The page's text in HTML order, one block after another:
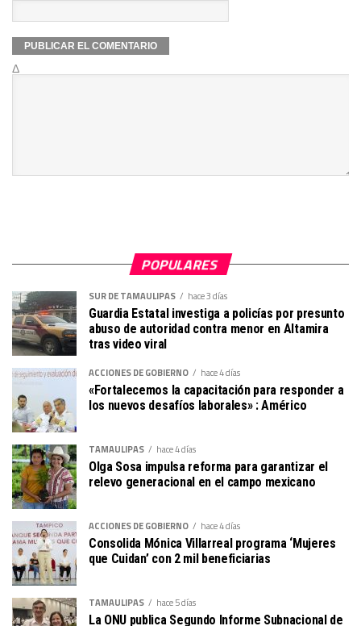
Δ
POPULARES
SUR DE TAMAULIPAS hace 3 días
Guardia Estatal investiga a policías por presunto
abuso de autoridad contra menor en Altamira
tras video viral
ACCIONES DE GOBIERNO hace 4 días
«Fortalecemos la capacitación para responder a
los nuevos desafíos laborales» : Américo
TAMAULIPAS hace 4 días
Olga Sosa impulsa reforma para garantizar el
relevo generacional en el campo mexicano
ACCIONES DE GOBIERNO hace 4 días
Consolida Mónica Villarreal programa ‘Mujeres
que Cuidan’ con 2 mil beneficiarias
TAMAULIPAS hace 5 días
La ONU publica Segundo Informe Subnacional de